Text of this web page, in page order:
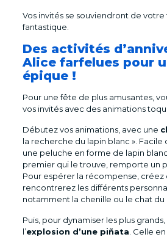
Vos invités se souviendront de
fantastique.
Des activités
Alice farfelues pour
épique !
Pour une fête de plus amusantes,
vos invités avec des animations
Débutez vos animations, avec une
la recherche du lapin blanc ». Facile
une peluche en forme de lapin
premier qui le trouve, remporte un
Pour espérer la récompense, créez
rencontrerez les différents
notamment la chenille ou le chat du
Puis, pour dynamiser les plus
l’explosion d’une piñata . Celle